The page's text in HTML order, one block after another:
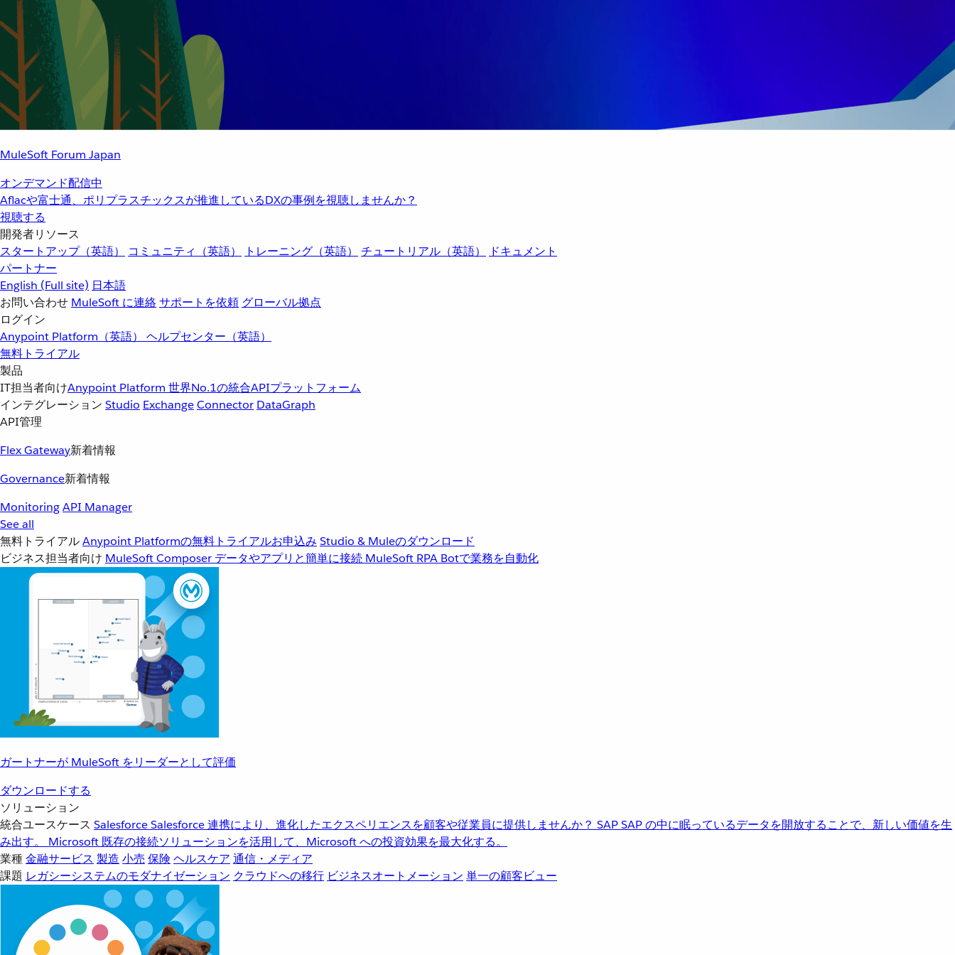
MuleSoft Forum Japan
オンデマンド配信中
Aflacや富士通、ポリプラスチックスが推進しているDXの事例を視聴しませんか？
視聴する
開発者リソース
スタートアップ（英語）
コミュニティ（英語） トレーニング（英語） チュートリアル（英語）
ドキュメント
パートナー
English (Full site) 日本語
お問い合わせ MuleSoft に連絡サポートを依頼 グローバル拠点
ログイン
Anypoint Platform（英語） ヘルプセンター（英語）
無料トライアル
製品
IT担当者向けAnypoint Platform 世界No.1の統合APIプラットフォーム
インテグレーション Studio ExchangeConnector DataGraph
API管理
Flex Gateway新着情報
Governance新着情報
MonitoringAPI Manager
See all
無料トライアルAnypoint Platformの無料トライアルお申込み Studio & Muleのダウンロード
ビジネス担当者向け MuleSoft Composer データやアプリと簡単に接続 MuleSoft RPA Botで業務を自動化
ガートナーが MuleSoft をリーダーとして評価
ダウンロードする
ソリューション
統合ユースケース SalesforceSalesforce 連携により、進化したエクスペリエンスを顧客や従業員に提供しませんか？ SAPSAP の中に眠っているデータを開放することで、新しい価値を生
み出す。
Microsoft 既存の接続ソリューションを活用して、Microsoft への投資効果を最大化する。
業種金融サービス 製造 小売 保険 ヘルスケア 通信・メディア
課題 レガシーシステムのモダナイゼーション クラウドへの移行 ビジネスオートメーション 単一の顧客ビュー